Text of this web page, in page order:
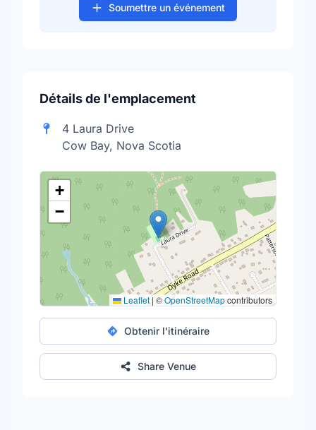
Soumettre un événement
Détails de l'emplacement
4 Laura Drive
Cow Bay, Nova Scotia
+
−
Leaflet|©OpenStreetMapcontributors
Obtenir l'itinéraire
Share Venue